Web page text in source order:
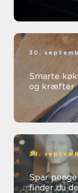
30.
Smarte
og kræfter
29.
Spar
finder du